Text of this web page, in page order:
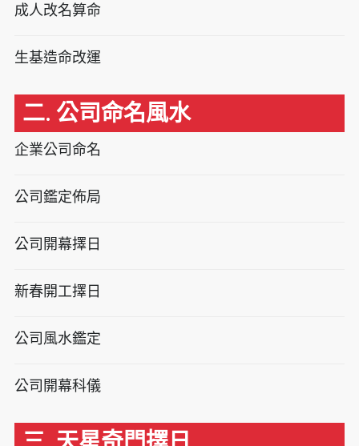
成人改名算命
生基造命改運
二. 公司命名風水
企業公司命名
公司鑑定佈局
公司開幕擇日
新春開工擇日
公司風水鑑定
公司開幕科儀